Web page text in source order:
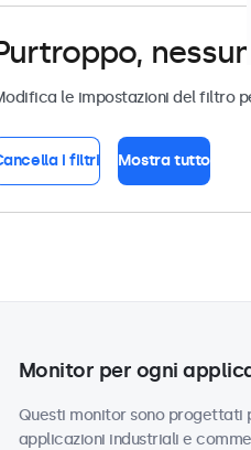
le impostazioni del filtro
i filtri Mostra tutto
Monitor per ogni
Questi monitor sono progettati
applicazioni industriali e